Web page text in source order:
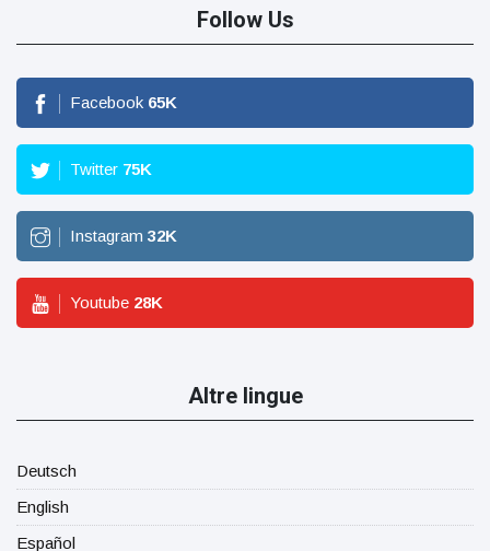
Follow Us
Facebook 65K
Twitter 75K
Instagram 32K
Youtube 28K
Altre lingue
Deutsch
English
Español